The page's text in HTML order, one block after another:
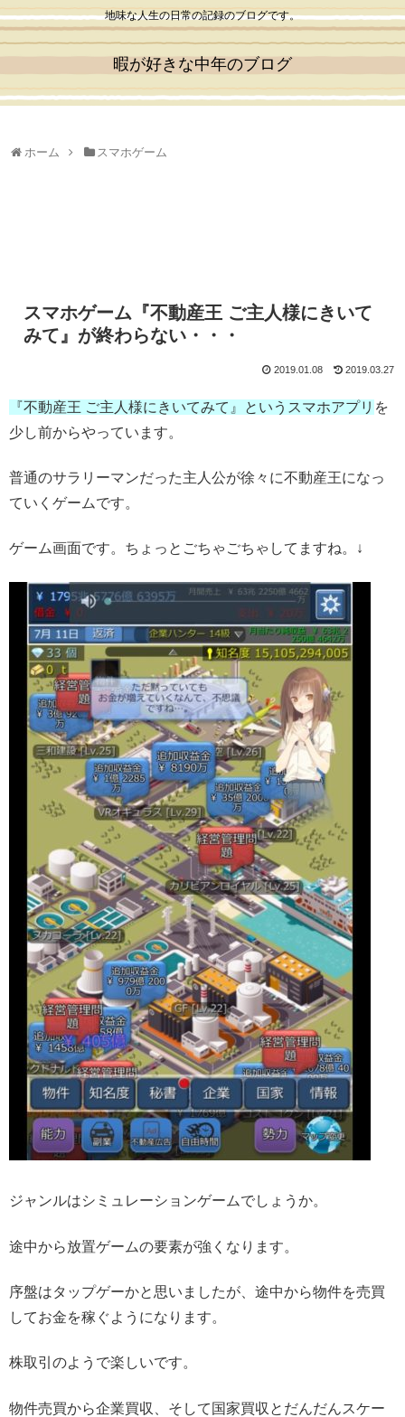
地味な人生の日常の記録のブログです。
暇が好きな中年のブログ
ホーム スマホゲーム
スマホゲーム『不動産王 ご主人様にきいて
みて』が終わらない・・・
2019.01.08 2019.03.27
『不動産王 ご主人様にきいてみて』というスマホアプリ を
少し前からやっています。
普通のサラリーマンだった主人公が徐々に不動産王になっ
ていくゲームです。
ゲーム画面です。ちょっとごちゃごちゃしてますね。↓
ジャンルはシミュレーションゲームでしょうか。
途中から放置ゲームの要素が強くなります。
序盤はタップゲーかと思いましたが、途中から物件を売買
してお金を稼ぐようになります。
株取引のようで楽しいです。
物件売買から企業買収、そして国家買収とだんだんスケー